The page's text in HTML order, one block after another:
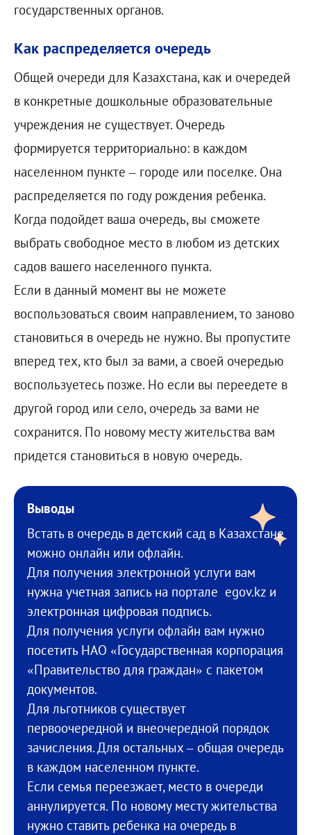
государственных органов.
Как распределяется очередь
Общей очереди для Казахстана, как и очередей
в конкретные дошкольные образовательные
учреждения не существует. Очередь
формируется территориально: в каждом
населенном пункте – городе или поселке. Она
распределяется по году рождения ребенка.
Когда подойдет ваша очередь, вы сможете
выбрать свободное место в любом из детских
садов вашего населенного пункта.
Если в данный момент вы не можете
воспользоваться своим направлением, то заново
становиться в очередь не нужно. Вы пропустите
вперед тех, кто был за вами, а своей очередью
воспользуетесь позже. Но если вы переедете в
другой город или село, очередь за вами не
сохранится. По новому месту жительства вам
придется становиться в новую очередь.
Выводы
Встать в очередь в детский сад в Казахстане
можно онлайн или офлайн.
Для получения электронной услуги вам
нужна учетная запись на портале egov.kz и
электронная цифровая подпись.
Для получения услуги офлайн вам нужно
посетить НАО «Государственная корпорация
«Правительство для граждан» с пакетом
документов.
Для льготников существует
первоочередной и внеочередной порядок
зачисления. Для остальных – общая очередь
в каждом населенном пункте.
Если семья переезжает, место в очереди
аннулируется. По новому месту жительства
нужно ставить ребенка на очередь в